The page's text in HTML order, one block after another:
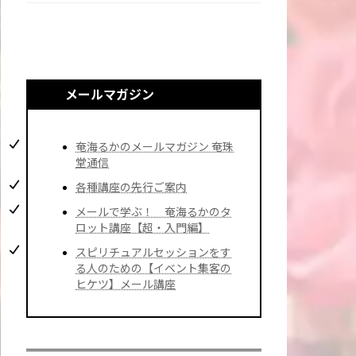
メールマガジン
奄海るかのメールマガジン 奄珠
堂通信
各種講座の先行ご案内
メールで学ぶ！ 奄海るかのタ
ロット講座【超・入門編】
スピリチュアルセッションをす
る人のための【イベント集客の
ヒケツ】メール講座